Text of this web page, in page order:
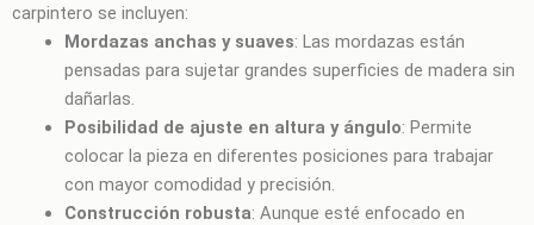
carpintero se incluyen:
Mordazas anchas y suaves: Las mordazas están
pensadas para sujetar grandes superficies de madera sin
dañarlas.
Posibilidad de ajuste en altura y ángulo: Permite
colocar la pieza en diferentes posiciones para trabajar
con mayor comodidad y precisión.
Construcción robusta: Aunque esté enfocado en